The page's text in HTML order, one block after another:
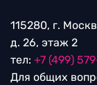
115280, г.
д. 26, этаж 2
тел: +7 (499)
Для общих